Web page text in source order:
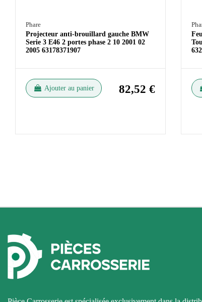
Phare
Projecteur anti-brouillard gauche BMW
Serie 3 E46 2 portes phase 2 10 2001 02
2005 63178371907
Ajouter au panier 82,52 €